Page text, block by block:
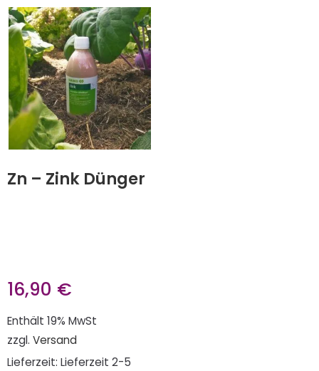
Zn – Zink Dünger
16,90 €
Enthält 19% MwSt
zzgl. Versand
Lieferzeit: Lieferzeit 2-5